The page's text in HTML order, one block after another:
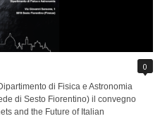
0
di Fisica e Astronomia
di Sesto Fiorentino) il convegno
and the Future of Italian